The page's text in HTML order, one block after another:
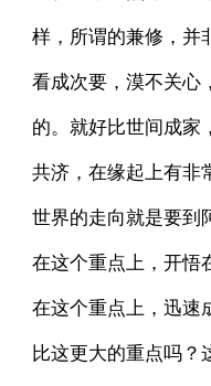
样，所谓的兼修，并
看成次要，漠不关心
的。就好比世间成家
共济，在缘起上有非
世界的走向就是要到
在这个重点上，开悟
在这个重点上，迅速
比这更大的重点吗？